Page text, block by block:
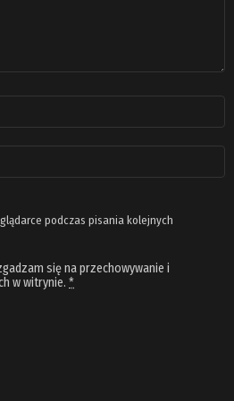
podczas pisania kolejnych
się na przechowywanie i
w witrynie. *